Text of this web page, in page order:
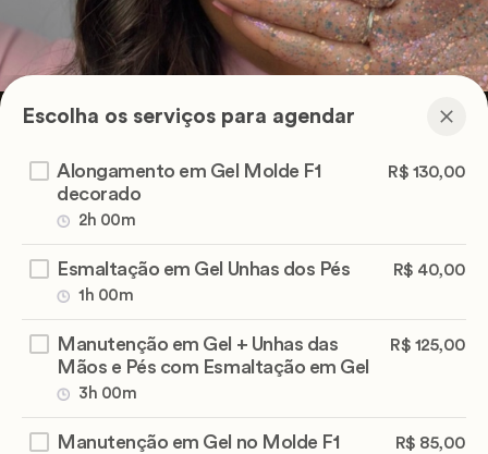
Escolha os serviços para agendar
Alongamento em Gel Molde F1
decorado
2h 00m
R$ 130,00
Esmaltação em Gel Unhas dos Pés
1h 00m
R$ 40,00
Manutenção em Gel + Unhas das
Mãos e Pés com Esmaltação em Gel
3h 00m
R$ 125,00
Manutenção em Gel no Molde F1 R$ 85,00